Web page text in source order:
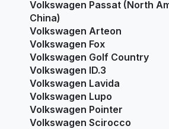
Volkswagen Passat (North
China)
Volkswagen Arteon
Volkswagen Fox
Volkswagen Golf Country
Volkswagen ID.3
Volkswagen Lavida
Volkswagen Lupo
Volkswagen Pointer
Volkswagen Scirocco